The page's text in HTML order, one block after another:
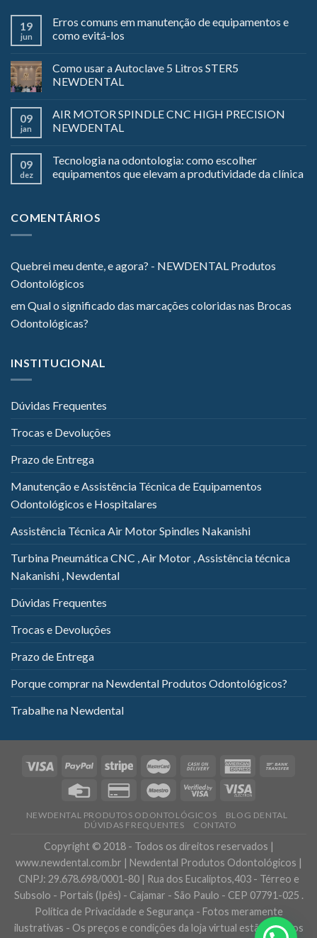
19
jun
Erros comuns em manutenção de equipamentos e
como evitá-los
Como usar a Autoclave 5 Litros STER5
NEWDENTAL
09
jan
AIR MOTOR SPINDLE CNC HIGH PRECISION
NEWDENTAL
09
dez
Tecnologia na odontologia: como escolher
equipamentos que elevam a produtividade da clínica
COMENTÁRIOS
Quebrei meu dente, e agora? - NEWDENTAL Produtos
Odontológicos
emQual o significado das marcações coloridas nas Brocas
Odontológicas?
INSTITUCIONAL
Dúvidas Frequentes
Trocas e Devoluções
Prazo de Entrega
Manutenção e Assistência Técnica de Equipamentos
Odontológicos e Hospitalares
Assistência Técnica Air Motor Spindles Nakanishi
Turbina Pneumática CNC , Air Motor , Assistência técnica
Nakanishi , Newdental
Dúvidas Frequentes
Trocas e Devoluções
Prazo de Entrega
Porque comprar na Newdental Produtos Odontológicos?
Trabalhe na Newdental
NEWDENTAL PRODUTOS ODONTOLÓGICOS
BLOG DENTAL
DÚVIDAS FREQUENTES
CONTATO
Copyright © 2018 - Todos os direitos reservados |
www.newdental.com.br | Newdental Produtos Odontológicos |
CNPJ: 29.678.698/0001-80 | Rua dos Eucaliptos,403 - Térreo e
Subsolo - Portais (Ipês) - Cajamar - São Paulo - CEP 07791-025 .
Política de Privacidade e Segurança - Fotos meramente
ilustrativas - Os preços e condições da loja virtual estão sujeitos